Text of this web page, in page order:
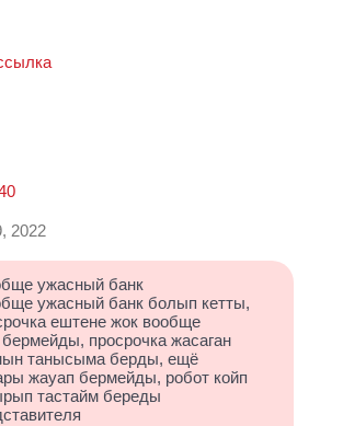
2022
ужасный банк
ужасный банк болып кетты,
ештене жок вообще
просрочка жасаган
танысыма берды, ещё
жауап бермейды, робот койп
тастайм береды